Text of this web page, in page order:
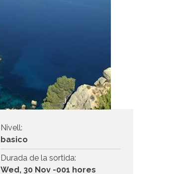
Nivell:
basico
Durada de la sortida:
Wed, 30 Nov -001 hores